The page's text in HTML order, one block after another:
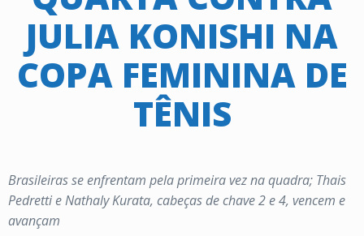
JULIA KONISHI NA
COPA FEMININA DE
TÊNIS
Brasileiras se enfrentam pela primeira vez na quadra; Thais
Pedretti e Nathaly Kurata, cabeças de chave 2 e 4, vencem e
avançam